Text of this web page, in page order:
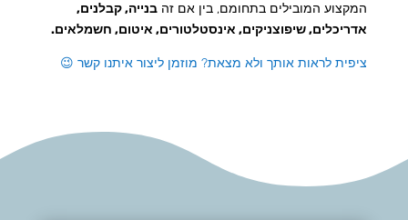
המקצוע המובילים בתחומם, בין אם זה בנייה, קבלנים,
אדריכלים, שיפוצניקים, אינסטלטורים, איטום, חשמלאים.
ציפית לראות אותך ולא מצאת? מוזמן ליצור איתנו קשר 😉